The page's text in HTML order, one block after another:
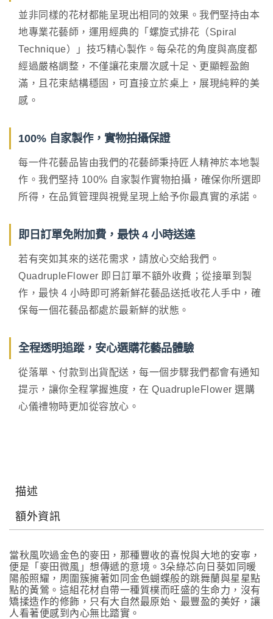
並非同樣的花材都能呈現出相同的效果。我們堅持由本
地專業花藝師，運用經典的「螺旋式排花（Spiral
Technique）」技巧精心製作。每朵花的角度與高度都
經過嚴格調整，不僅讓花束層次感十足、更顯輕盈飽
滿，且花束結構穩固，可直接立於桌上，展現純粹的美
感。
100% 自家製作，實物拍攝保證
每一件花藝品皆由我們的花藝師秉持匠人精神於本地製
作。我們堅持 100% 自家製作實物拍攝，確保你所選即
所得，在品質管理與視覺呈現上給予你最真實的承諾。
即日訂單免附加費，最快 4 小時送達
若有突如其來的送花需求，請放心交給我們。
QuadrupleFlower 即日訂單不額外收費；從接單到製
作，最快 4 小時即可將新鮮花藝品送抵收花人手中，確
保每一個花藝品都處於最新鮮的狀態。
全程透明追蹤，安心選購花藝品體驗
從落單、付款到出貨配送，每一個步驟我們都會有通知
提示，讓你全程掌握進度，在 QuadrupleFlower 選購
心儀禮物時更加從容放心。
描述
額外資訊
當秋風吹過金色的麥田，那種豐收的喜悅與大地的安寧，
便是「麥田微風」想傳遞的意境。3朵綠芯向日葵如同暖
陽般照耀，周圍簇擁著如同金色蝴蝶般的跳舞蘭與星星點
點的黃鶯。這組花材自帶一種質樸而旺盛的生命力，沒有
矯揉造作的修飾，只有大自然最原始、最豐盈的美好，讓
人看著便感到內心無比踏實。